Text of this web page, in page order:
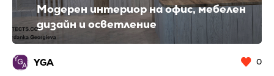
Модерен интериор на офис, мебелен
дизайн и осветление
YGA 0